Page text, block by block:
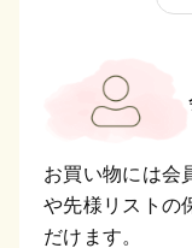
お買い物には会
や先様リストの
だけます。